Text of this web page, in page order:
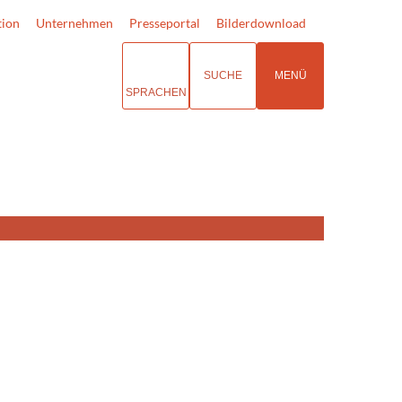
Unternehmen Presseportal Bilderdownload
SPRACHEN
SUCHE MENÜ